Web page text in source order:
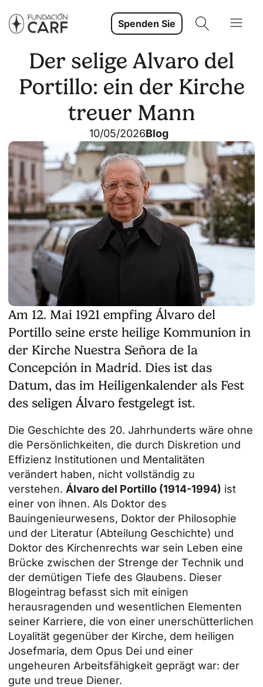
Spenden Sie
Der selige Alvaro del
Portillo: ein der Kirche
treuer Mann
10/05/2026Blog
Am 12. Mai 1921 empfing Álvaro del
Portillo seine erste heilige Kommunion in
der Kirche Nuestra Señora de la
Concepción in Madrid. Dies ist das
Datum, das im Heiligenkalender als Fest
des seligen Álvaro festgelegt ist.
Die Geschichte des 20. Jahrhunderts wäre ohne
die Persönlichkeiten, die durch Diskretion und
Effizienz Institutionen und Mentalitäten
verändert haben, nicht vollständig zu
verstehen. Álvaro del Portillo (1914-1994) ist
einer von ihnen. Als Doktor des
Bauingenieurwesens, Doktor der Philosophie
und der Literatur (Abteilung Geschichte) und
Doktor des Kirchenrechts war sein Leben eine
Brücke zwischen der Strenge der Technik und
der demütigen Tiefe des Glaubens. Dieser
Blogeintrag befasst sich mit einigen
herausragenden und wesentlichen Elementen
seiner Karriere, die von einer unerschütterlichen
Loyalität gegenüber der Kirche, dem heiligen
Josefmaria, dem Opus Dei und einer
ungeheuren Arbeitsfähigkeit geprägt war: der
gute und treue Diener.